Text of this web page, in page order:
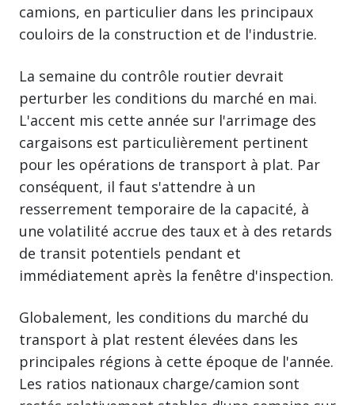
camions, en particulier dans les principaux
couloirs de la construction et de l'industrie.
La semaine du contrôle routier devrait
perturber les conditions du marché en mai.
L'accent mis cette année sur l'arrimage des
cargaisons est particulièrement pertinent
pour les opérations de transport à plat. Par
conséquent, il faut s'attendre à un
resserrement temporaire de la capacité, à
une volatilité accrue des taux et à des retards
de transit potentiels pendant et
immédiatement après la fenêtre d'inspection.
Globalement, les conditions du marché du
transport à plat restent élevées dans les
principales régions à cette époque de l'année.
Les ratios nationaux charge/camion sont